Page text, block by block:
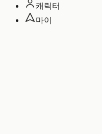
캐릭터
마이